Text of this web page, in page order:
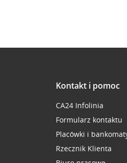
Kontakt i pomoc
CA24 Infolinia
Formularz kontaktu
Placówki i
Rzecznik Klienta